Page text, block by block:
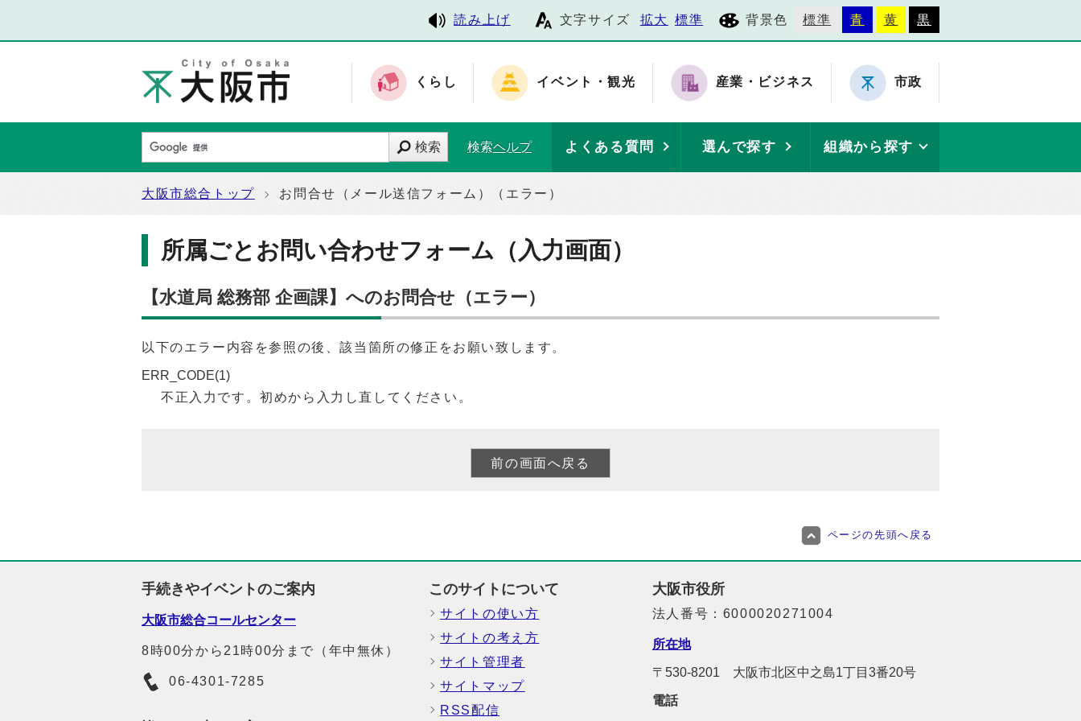
読み上げ 文字サイズ 拡大 標準 背景色 標準 青 黄 黒
くらし イベント・観光 産業・ビジネス 市政
検索 検索ヘルプ よくある質問 選んで探す 組織から探す
大阪市総合トップ お問合せ（メール送信フォーム）（エラー）
所属ごとお問い合わせフォーム（入力画面）
【水道局 総務部 企画課】へのお問合せ（エラー）
以下のエラー内容を参照の後、該当箇所の修正をお願い致します。
ERR_CODE(1)
不正入力です。初めから入力し直してください。
ページの先頭へ戻る
手続きやイベントのご案内
大阪市総合コールセンター
8時00分から21時00分まで（年中無休）
06-4301-7285
このサイトについて
サイトの使い方
サイトの考え方
サイト管理者
サイトマップ
RSS配信
大阪市役所
法人番号：6000020271004
所在地
〒530-8201 大阪市北区中之島1丁目3番20号
電話